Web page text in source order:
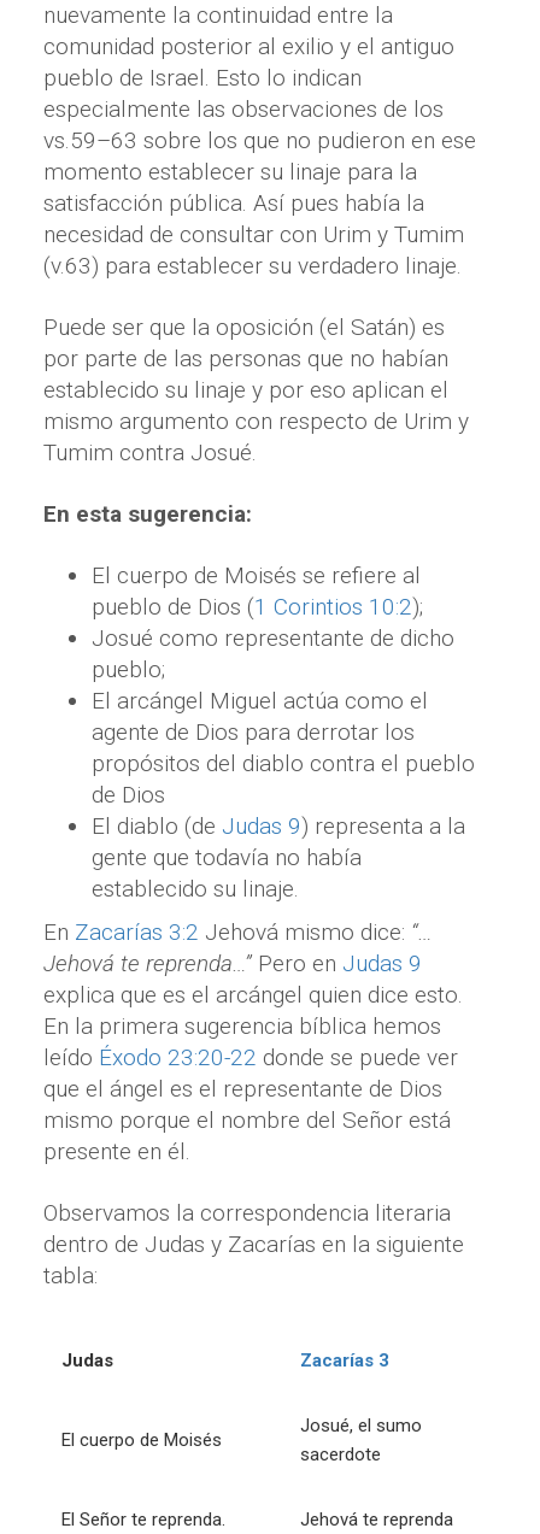
nuevamente la continuidad entre la
comunidad posterior al exilio y el antiguo
pueblo de Israel. Esto lo indican
especialmente las observaciones de los
vs.59–63 sobre los que no pudieron en ese
momento establecer su linaje para la
satisfacción pública. Así pues había la
necesidad de consultar con Urim y Tumim
(v.63) para establecer su verdadero linaje.
Puede ser que la oposición (el Satán) es
por parte de las personas que no habían
establecido su linaje y por eso aplican el
mismo argumento con respecto de Urim y
Tumim contra Josué.
En esta sugerencia:
El cuerpo de Moisés se refiere al
pueblo de Dios (1 Corintios 10:2);
Josué como representante de dicho
pueblo;
El arcángel Miguel actúa como el
agente de Dios para derrotar los
propósitos del diablo contra el pueblo
de Dios
El diablo (de Judas 9) representa a la
gente que todavía no había
establecido su linaje.
En Zacarías 3:2 Jehová mismo dice: “…
Jehová te reprenda…”Pero en Judas 9
explica que es el arcángel quien dice esto.
En la primera sugerencia bíblica hemos
leído Éxodo 23:20-22 donde se puede ver
que el ángel es el representante de Dios
mismo porque el nombre del Señor está
presente en él.
Observamos la correspondencia literaria
dentro de Judas y Zacarías en la siguiente
tabla:
Judas Zacarías 3
El cuerpo de Moisés
Josué, el sumo
sacerdote
El Señor te reprenda. Jehová te reprenda